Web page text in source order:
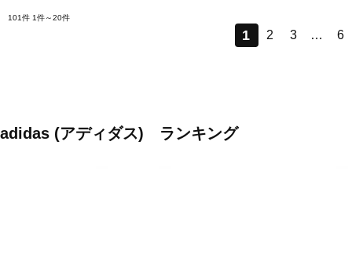
101件 1件～20件
1 2 3 … 6
adidas (アディダス) ランキング